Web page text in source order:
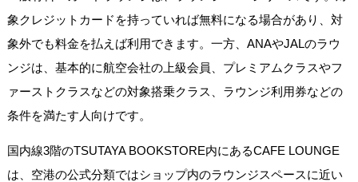
象クレジットカードを持っていれば無料になる場合があり、対
象外でも料金を払えば利用できます。一方、ANAやJALのラウ
ンジは、基本的に航空会社の上級会員、プレミアムクラスやフ
ァーストクラスなどの対象搭乗クラス、ラウンジ利用券などの
条件を満たす人向けです。
国内線3階のTSUTAYA BOOKSTORE内にあるCAFE LOUNGE
は、空港の公式分類ではショップ内のラウンジスペースに近い